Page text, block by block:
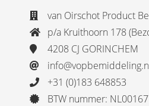
van Oirschot Product
p/a Kruithoorn 178
4208 CJ GORINCHEM
+31 (0)183 648853
BTW nummer: